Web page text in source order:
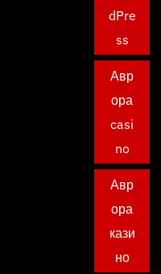
dPre
ss
Авр
ора
casi
no
Авр
ора
кази
но